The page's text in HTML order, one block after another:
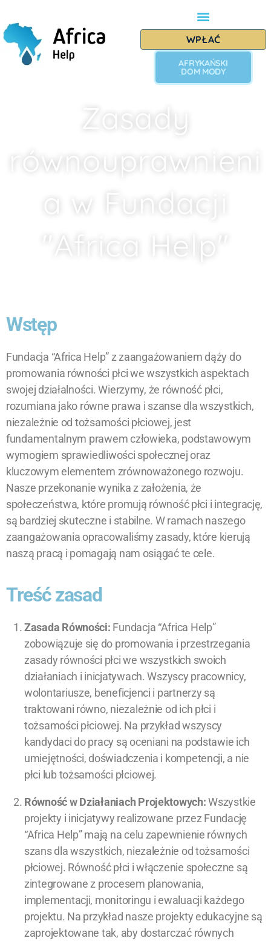
WPŁAĆ
AFRYKAŃSKI
DOM MODY
Zasady
równouprawnieni
a w Fundacji
"Africa Help"
Wstęp
Fundacja “Africa Help” z zaangażowaniem dąży do
promowania równości płci we wszystkich aspektach
swojej działalności. Wierzymy, że równość płci,
rozumiana jako równe prawa i szanse dla wszystkich,
niezależnie od tożsamości płciowej, jest
fundamentalnym prawem człowieka, podstawowym
wymogiem sprawiedliwości społecznej oraz
kluczowym elementem zrównoważonego rozwoju.
Nasze przekonanie wynika z założenia, że
społeczeństwa, które promują równość płci i integrację,
są bardziej skuteczne i stabilne. W ramach naszego
zaangażowania opracowaliśmy zasady, które kierują
naszą pracą i pomagają nam osiągać te cele.
Treść zasad
Zasada Równości: Fundacja “Africa Help”
zobowiązuje się do promowania i przestrzegania
zasady równości płci we wszystkich swoich
działaniach i inicjatywach. Wszyscy pracownicy,
wolontariusze, beneficjenci i partnerzy są
traktowani równo, niezależnie od ich płci i
tożsamości płciowej. Na przykład wszyscy
kandydaci do pracy są oceniani na podstawie ich
umiejętności, doświadczenia i kompetencji, a nie
płci lub tożsamości płciowej.
Równość w Działaniach Projektowych:Wszystkie
projekty i inicjatywy realizowane przez Fundację
“Africa Help” mają na celu zapewnienie równych
szans dla wszystkich, niezależnie od tożsamości
płciowej. Równość płci i włączenie społeczne są
zintegrowane z procesem planowania,
implementacji, monitoringu i ewaluacji każdego
projektu. Na przykład nasze projekty edukacyjne są
zaprojektowane tak, aby dostarczać równych